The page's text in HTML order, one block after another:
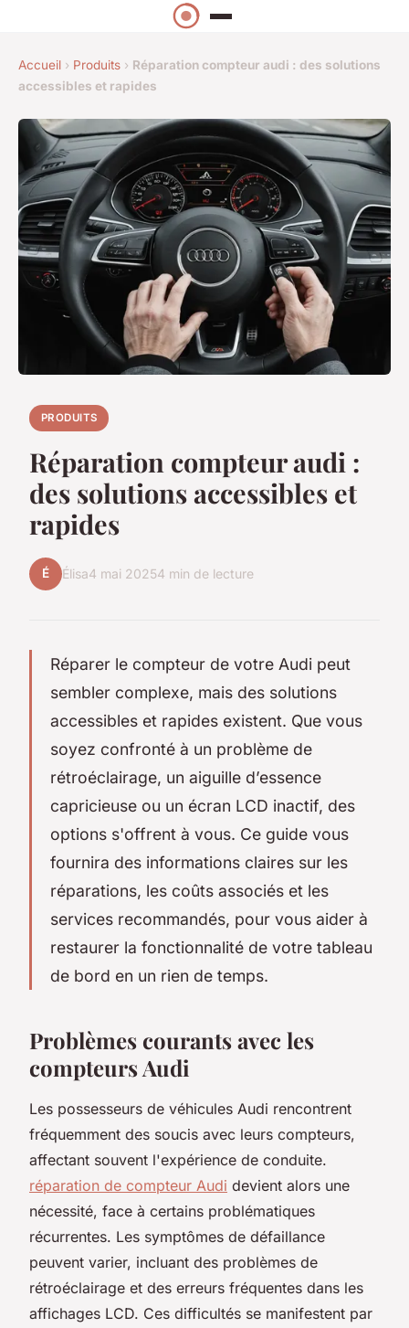
Accueil › Produits › Réparation compteur audi : des solutions
accessibles et rapides
PRODUITS
Réparation compteur audi :
des solutions accessibles et
rapides
É Élisa4 mai 20254 min de lecture
Réparer le compteur de votre Audi peut
sembler complexe, mais des solutions
accessibles et rapides existent. Que vous
soyez confronté à un problème de
rétroéclairage, un aiguille d’essence
capricieuse ou un écran LCD inactif, des
options s'offrent à vous. Ce guide vous
fournira des informations claires sur les
réparations, les coûts associés et les
services recommandés, pour vous aider à
restaurer la fonctionnalité de votre tableau
de bord en un rien de temps.
Problèmes courants avec les
compteurs Audi
Les possesseurs de véhicules Audi rencontrent
fréquemment des soucis avec leurs compteurs,
affectant souvent l'expérience de conduite.
réparation de compteur Audi devient alors une
nécessité, face à certains problématiques
récurrentes. Les symptômes de défaillance
peuvent varier, incluant des problèmes de
rétroéclairage et des erreurs fréquentes dans les
affichages LCD. Ces difficultés se manifestent par